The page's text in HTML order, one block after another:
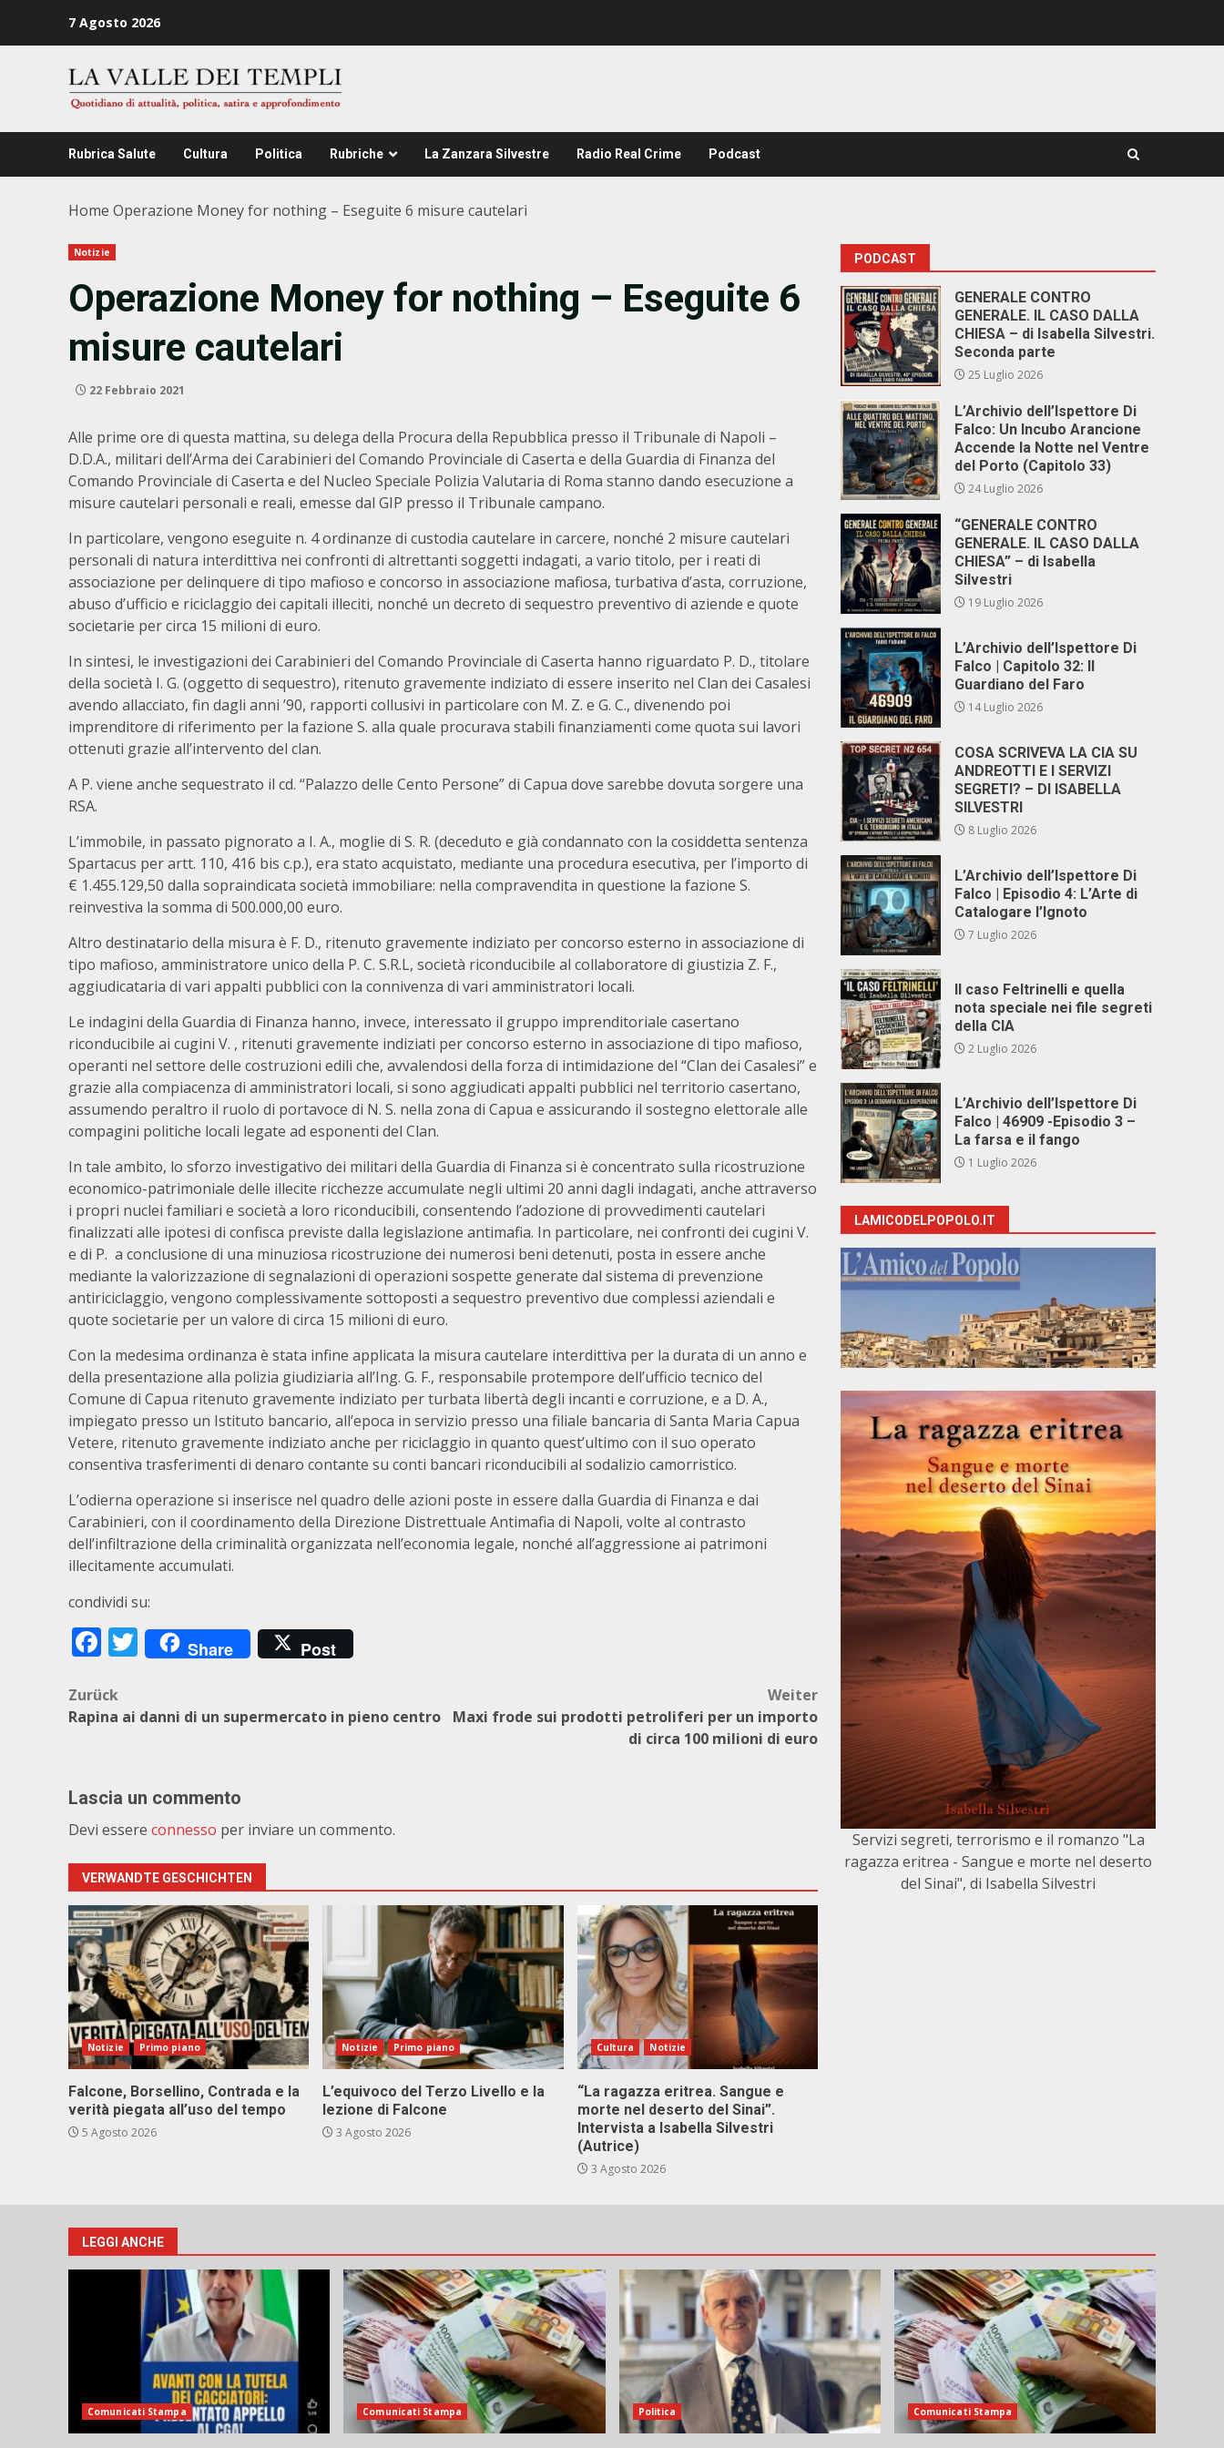
7 Agosto 2026
Rubrica Salute Cultura Politica Rubriche La Zanzara Silvestre Radio Real Crime Podcast
Home Operazione Money for nothing – Eseguite 6 misure cautelari
Notizie
Operazione Money for nothing – Eseguite 6
misure cautelari
22 Febbraio 2021
Alle prime ore di questa mattina, su delega della Procura della Repubblica presso il Tribunale di Napoli –
D.D.A., militari dell’Arma dei Carabinieri del Comando Provinciale di Caserta e della Guardia di Finanza del
Comando Provinciale di Caserta e del Nucleo Speciale Polizia Valutaria di Roma stanno dando esecuzione a
misure cautelari personali e reali, emesse dal GIP presso il Tribunale campano.
In particolare, vengono eseguite n. 4 ordinanze di custodia cautelare in carcere, nonché 2 misure cautelari
personali di natura interdittiva nei confronti di altrettanti soggetti indagati, a vario titolo, per i reati di
associazione per delinquere di tipo mafioso e concorso in associazione mafiosa, turbativa d’asta, corruzione,
abuso d’ufficio e riciclaggio dei capitali illeciti, nonché un decreto di sequestro preventivo di aziende e quote
societarie per circa 15 milioni di euro.
In sintesi, le investigazioni dei Carabinieri del Comando Provinciale di Caserta hanno riguardato P. D., titolare
della società I. G. (oggetto di sequestro), ritenuto gravemente indiziato di essere inserito nel Clan dei Casalesi
avendo allacciato, fin dagli anni ’90, rapporti collusivi in particolare con M. Z. e G. C., divenendo poi
imprenditore di riferimento per la fazione S. alla quale procurava stabili finanziamenti come quota sui lavori
ottenuti grazie all’intervento del clan.
A P. viene anche sequestrato il cd. “Palazzo delle Cento Persone” di Capua dove sarebbe dovuta sorgere una
RSA.
L’immobile, in passato pignorato a I. A., moglie di S. R. (deceduto e già condannato con la cosiddetta sentenza
Spartacus per artt. 110, 416 bis c.p.), era stato acquistato, mediante una procedura esecutiva, per l’importo di
€ 1.455.129,50 dalla sopraindicata società immobiliare: nella compravendita in questione la fazione S.
reinvestiva la somma di 500.000,00 euro.
Altro destinatario della misura è F. D., ritenuto gravemente indiziato per concorso esterno in associazione di
tipo mafioso, amministratore unico della P. C. S.R.L, società riconducibile al collaboratore di giustizia Z. F.,
aggiudicataria di vari appalti pubblici con la connivenza di vari amministratori locali.
Le indagini della Guardia di Finanza hanno, invece, interessato il gruppo imprenditoriale casertano
riconducibile ai cugini V. , ritenuti gravemente indiziati per concorso esterno in associazione di tipo mafioso,
operanti nel settore delle costruzioni edili che, avvalendosi della forza di intimidazione del “Clan dei Casalesi” e
grazie alla compiacenza di amministratori locali, si sono aggiudicati appalti pubblici nel territorio casertano,
assumendo peraltro il ruolo di portavoce di N. S. nella zona di Capua e assicurando il sostegno elettorale alle
compagini politiche locali legate ad esponenti del Clan.
In tale ambito, lo sforzo investigativo dei militari della Guardia di Finanza si è concentrato sulla ricostruzione
economico-patrimoniale delle illecite ricchezze accumulate negli ultimi 20 anni dagli indagati, anche attraverso
i propri nuclei familiari e società a loro riconducibili, consentendo l’adozione di provvedimenti cautelari
finalizzati alle ipotesi di confisca previste dalla legislazione antimafia. In particolare, nei confronti dei cugini V.
e di P. a conclusione di una minuziosa ricostruzione dei numerosi beni detenuti, posta in essere anche
mediante la valorizzazione di segnalazioni di operazioni sospette generate dal sistema di prevenzione
antiriciclaggio, vengono complessivamente sottoposti a sequestro preventivo due complessi aziendali e
quote societarie per un valore di circa 15 milioni di euro.
Con la medesima ordinanza è stata infine applicata la misura cautelare interdittiva per la durata di un anno e
della presentazione alla polizia giudiziaria all’Ing. G. F., responsabile protempore dell’ufficio tecnico del
Comune di Capua ritenuto gravemente indiziato per turbata libertà degli incanti e corruzione, e a D. A.,
impiegato presso un Istituto bancario, all’epoca in servizio presso una filiale bancaria di Santa Maria Capua
Vetere, ritenuto gravemente indiziato anche per riciclaggio in quanto quest’ultimo con il suo operato
consentiva trasferimenti di denaro contante su conti bancari riconducibili al sodalizio camorristico.
L’odierna operazione si inserisce nel quadro delle azioni poste in essere dalla Guardia di Finanza e dai
Carabinieri, con il coordinamento della Direzione Distrettuale Antimafia di Napoli, volte al contrasto
dell’infiltrazione della criminalità organizzata nell’economia legale, nonché all’aggressione ai patrimoni
illecitamente accumulati.
condividi su:
Facebook
Twitter
Share Post
Beitragsnavigation
Zurück
Rapina ai danni di un supermercato in pieno centro
Weiter
Maxi frode sui prodotti petroliferi per un importo
di circa 100 milioni di euro
Lascia un commento
Devi essere connesso per inviare un commento.
VERWANDTE GESCHICHTEN
Notizie Primo piano
Falcone, Borsellino, Contrada e la
verità piegata all’uso del tempo
5 Agosto 2026
Notizie Primo piano
L’equivoco del Terzo Livello e la
lezione di Falcone
3 Agosto 2026
Cultura Notizie
“La ragazza eritrea. Sangue e
morte nel deserto del Sinai”.
Intervista a Isabella Silvestri
(Autrice)
3 Agosto 2026
PODCAST
GENERALE CONTRO
GENERALE. IL CASO DALLA
CHIESA – di Isabella Silvestri.
Seconda parte
25 Luglio 2026
L’Archivio dell’Ispettore Di
Falco: Un Incubo Arancione
Accende la Notte nel Ventre
del Porto (Capitolo 33)
24 Luglio 2026
“GENERALE CONTRO
GENERALE. IL CASO DALLA
CHIESA” – di Isabella
Silvestri
19 Luglio 2026
L’Archivio dell’Ispettore Di
Falco | Capitolo 32: Il
Guardiano del Faro
14 Luglio 2026
COSA SCRIVEVA LA CIA SU
ANDREOTTI E I SERVIZI
SEGRETI? – DI ISABELLA
SILVESTRI
8 Luglio 2026
L’Archivio dell’Ispettore Di
Falco | Episodio 4: L’Arte di
Catalogare l’Ignoto
7 Luglio 2026
Il caso Feltrinelli e quella
nota speciale nei file segreti
della CIA
2 Luglio 2026
L’Archivio dell’Ispettore Di
Falco | 46909 -Episodio 3 –
La farsa e il fango
1 Luglio 2026
LAMICODELPOPOLO.IT
Servizi segreti, terrorismo e il romanzo "La
ragazza eritrea - Sangue e morte nel deserto
del Sinai", di Isabella Silvestri
LEGGI ANCHE
Comunicati Stampa Comunicati Stampa Politica Comunicati Stampa